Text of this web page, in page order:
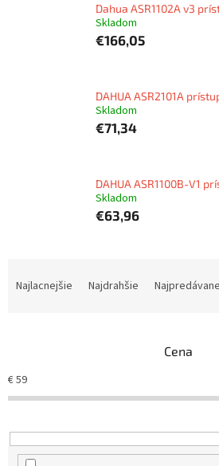
Dahua ASR1102A v3
Skladom
€166,05
DAHUA ASR2101A
Skladom
€71,34
DAHUA ASR1100B-V1
Skladom
€63,96
e
d
Najlacnejšie Najdrahšie
Cena
€59